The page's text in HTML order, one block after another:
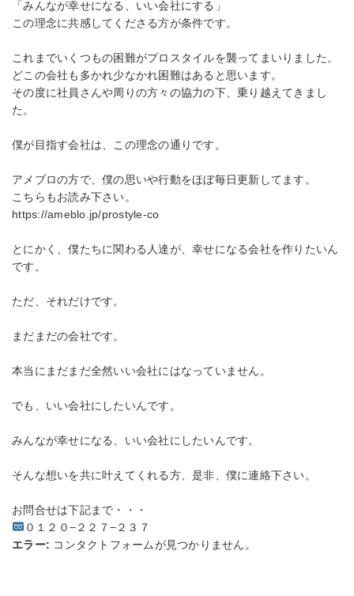
「みんなが幸せになる、いい会社にする」
この理念に共感してくださる方が条件です。
これまでいくつもの困難がプロスタイルを襲ってまいりました。
どこの会社も多かれ少なかれ困難はあると思います。
その度に社員さんや周りの方々の協力の下、乗り越えてきまし
た。
僕が目指す会社は、この理念の通りです。
アメブロの方で、僕の思いや行動をほぼ毎日更新してます。
こちらもお読み下さい。
https://ameblo.jp/prostyle-co
とにかく、僕たちに関わる人達が、幸せになる会社を作りたいん
です。
ただ、それだけです。
まだまだの会社です。
本当にまだまだ全然いい会社にはなっていません。
でも、いい会社にしたいんです。
みんなが幸せになる、いい会社にしたいんです。
そんな想いを共に叶えてくれる方、是非、僕に連絡下さい。
お問合せは下記まで・・・
０１２０−２２７−２３７
エラー: コンタクトフォームが見つかりません。